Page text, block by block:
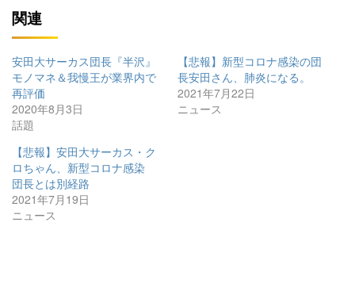
関連
安田大サーカス団長『半沢』
モノマネ＆我慢王が業界内で
再評価
2020年8月3日
話題
【悲報】新型コロナ感染の団
長安田さん、肺炎になる。
2021年7月22日
ニュース
【悲報】安田大サーカス・ク
ロちゃん、新型コロナ感染
団長とは別経路
2021年7月19日
ニュース